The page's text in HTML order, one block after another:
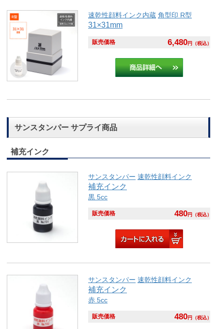
速乾性顔料インク内蔵 角型印 R型
31×31mm
販売価格 6,480円 （税込）
サンスタンパー サプライ商品
補充インク
サンスタンパー 速乾性顔料インク
補充インク
黒 5cc
販売価格 480円 （税込）
サンスタンパー 速乾性顔料インク
補充インク
赤 5cc
販売価格 480円 （税込）